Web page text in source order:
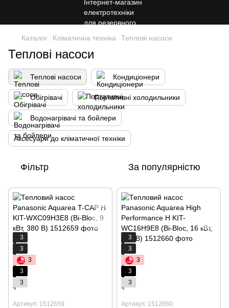
Каталог Кліматична техніка Теплові насоси
Теплові насоси
Теплові насоси Кондиціонери
Обігрівачі Портативні холодильники
Водонагрівачі та бойлери
Аксесуари до кліматичної техніки
Фільтр За популярністю
3
3
3
3
3
Артикул: 1512659
3
3
3
3
3
Артикул: 1512660